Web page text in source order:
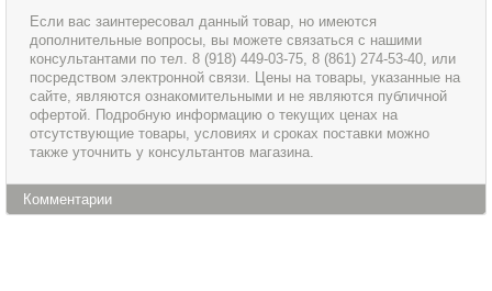
Если вас заинтересовал данный товар, но имеются
дополнительные вопросы, вы можете связаться с нашими
консультантами по тел. 8 (918) 449-03-75, 8 (861) 274-53-40, или
посредством электронной связи. Цены на товары, указанные на
сайте, являются ознакомительными и не являются публичной
офертой. Подробную информацию о текущих ценах на
отсутствующие товары, условиях и сроках поставки можно
также уточнить у консультантов магазина.
Комментарии